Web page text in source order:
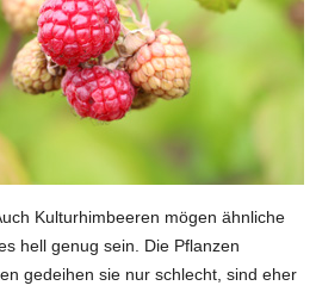
Kulturhimbeeren mögen ähnliche
hell genug sein. Die Pflanzen
gedeihen sie nur schlecht, sind eher